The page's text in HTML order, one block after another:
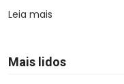
Leia mais
Mais lidos